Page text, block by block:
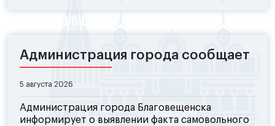
Администрация города сообщает
5 августа 2026
Администрация города Благовещенска
информирует о выявлении факта самовольного